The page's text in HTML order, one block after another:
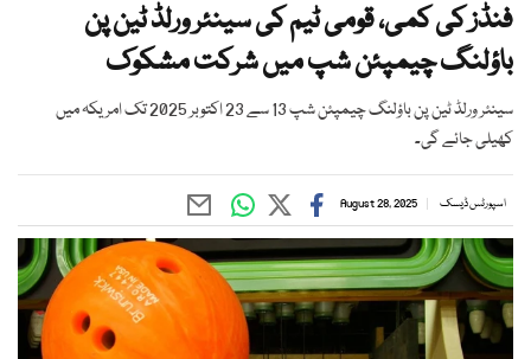
فنڈز کی کمی، قومی ٹیم کی سینئر ورلڈ ٹین پن
باؤلنگ چیمپئن شپ میں شرکت مشکوک
سینئر ورلڈ ٹین پن باؤلنگ چیمپئن شپ 13 سے 23 اکتوبر 2025 تک امریکہ میں
کھیلی جائے گی۔
اسپورٹس ڈیسک August 28, 2025